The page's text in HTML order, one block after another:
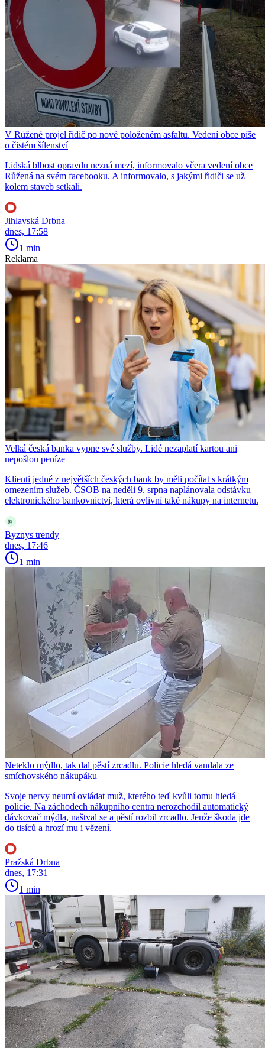
V Růžené projel řidič po nově položeném asfaltu. Vedení obce píše
o čistém šílenství
Lidská blbost opravdu nezná mezí, informovalo včera vedení obce
Růžená na svém facebooku. A informovalo, s jakými řidiči se už
kolem staveb setkali.
Jihlavská Drbna
dnes, 17:58
1 min
Reklama
Velká česká banka vypne své služby. Lidé nezaplatí kartou ani
nepošlou peníze
Klienti jedné z největších českých bank by měli počítat s krátkým
omezením služeb. ČSOB na neděli 9. srpna naplánovala odstávku
elektronického bankovnictví, která ovlivní také nákupy na internetu.
Byznys trendy
dnes, 17:46
1 min
Neteklo mýdlo, tak dal pěstí zrcadlu. Policie hledá vandala ze
smíchovského nákupáku
Svoje nervy neumí ovládat muž, kterého teď kvůli tomu hledá
policie. Na záchodech nákupního centra nerozchodil automatický
dávkovač mýdla, naštval se a pěstí rozbil zrcadlo. Jenže škoda jde
do tisíců a hrozí mu i vězení.
Pražská Drbna
dnes, 17:31
1 min